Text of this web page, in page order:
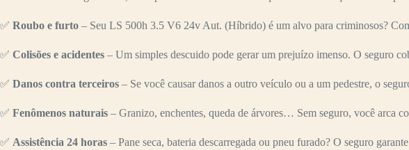
✅ Roubo e furto – Seu LS 500h 3.5 V6 24v Aut. (Híbrido) é um alvo para criminosos?
✅ Colisões e acidentes – Um simples descuido pode gerar um prejuízo imenso. O seguro
✅ Danos contra terceiros – Se você causar danos a outro veículo ou a um pedestre, o
✅ Fenômenos naturais – Granizo, enchentes, queda de árvores… Sem seguro, você arca
✅ Assistência 24 horas – Pane seca, bateria descarregada ou pneu furado? O seguro